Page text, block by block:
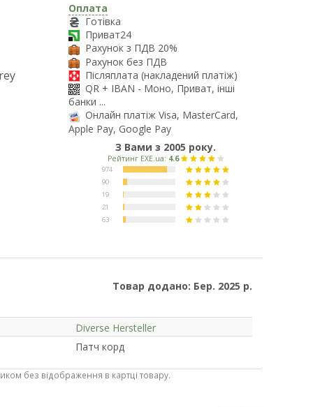
Оплата
Готівка
Приват24
Рахунок з ПДВ 20%
Рахунок без ПДВ
Післяплата (накладений платіж)
QR + IBAN - Моно, Приват, інші
банки ...
Онлайн платіж Visa, MasterCard,
Apple Pay, Google Pay
З Вами з 2005 року.
Товар додано: Бер. 2025 р.
Diverse Hersteller
Патч корд
без відображення в картці товару.